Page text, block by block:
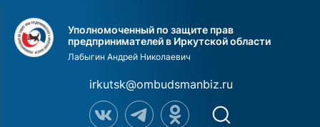
Уполномоченный по защите прав
предпринимателей в Иркутской области
Лабыгин Андрей Николаевич
irkutsk@ombudsmanbiz.ru